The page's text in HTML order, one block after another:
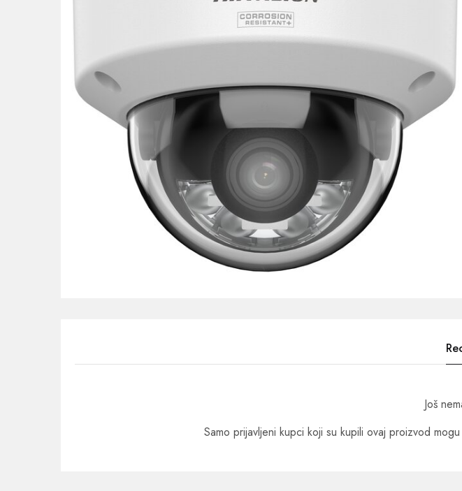
Mrežna oprema
Alarmi i video nadzor
Printeri i skeneri
Stolice i stolovi
Još
Samo prijavljeni kupci koji su kupili ovaj proizvod